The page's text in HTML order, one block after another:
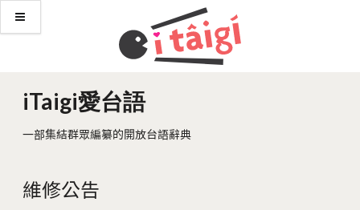
iTaigi愛台語
一部集結群眾編纂的開放台語辭典
維修公告